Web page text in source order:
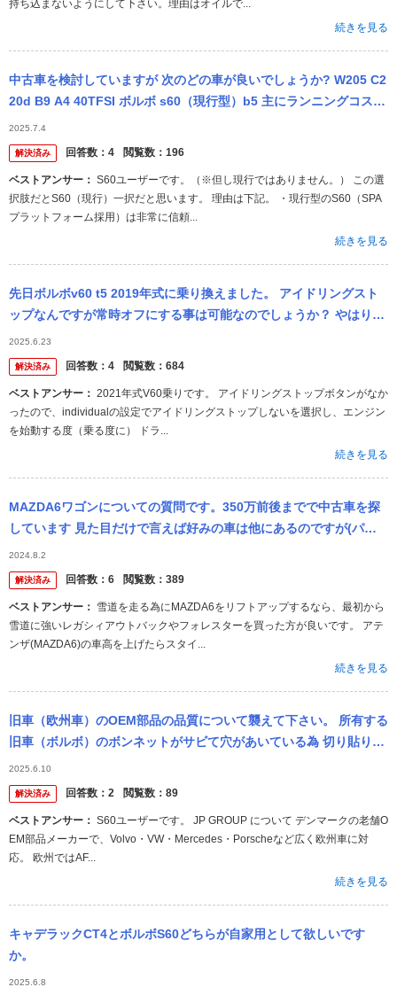
持ち込まないようにして下さい。理由はオイルで...
続きを見る
中古車を検討していますが 次のどの車が良いでしょうか? W205 C2
20d B9 A4 40TFSI ボルボ s60（現行型）b5 主にランニングコスト
故障した際の修理費や故障しにくさ ...
2025.7.4
解決済み 回答数： 4 閲覧数： 196
ベストアンサー：
択肢だとS60（現行）一択だと思います。 理由は下記。 ・現行型のS60（SPA
プラットフォーム採用）は非常に信頼...
続きを見る
先日ボルボv60 t5 2019年式に乗り換えました。 アイドリングスト
ップなんですが常時オフにする事は可能なのでしょうか？ やはりエ
ンジン始動のたびに手動でオフにするしかないでしょうか。
2025.6.23
解決済み 回答数： 4 閲覧数： 684
ベストアンサー：
ったので、individualの設定でアイドリングストップしないを選択し、エンジン
を始動する度（乗る度に） ドラ...
続きを見る
MAZDA6ワゴンについての質問です。350万前後までで中古車を探
しています 見た目だけで言えば好みの車は他にあるのですが(パサ
ートオールトラック V60クロカン などステーションワゴンタイプ
の...
2024.8.2
解決済み 回答数： 6 閲覧数： 389
ベストアンサー：
雪道に強いレガシィアウトバックやフォレスターを買った方が良いです。 アテ
ンザ(MAZDA6)の車高を上げたらスタイ...
続きを見る
旧車（欧州車）のOEM部品の品質について襲えて下さい。 所有する
旧車（ボルボ）のボンネットがサビて穴があいている為 切り貼りで
補修か、交換を考えているのですが、純正部品は既に廃盤になって
おり ...
2025.6.10
解決済み 回答数： 2 閲覧数： 89
ベストアンサー：
EM部品メーカーで、Volvo・VW・Mercedes・Porscheなど広く欧州車に対
応。 欧州ではAF...
続きを見る
キャデラックCT4とボルボS60どちらが自家用として欲しいです
か。
2025.6.8